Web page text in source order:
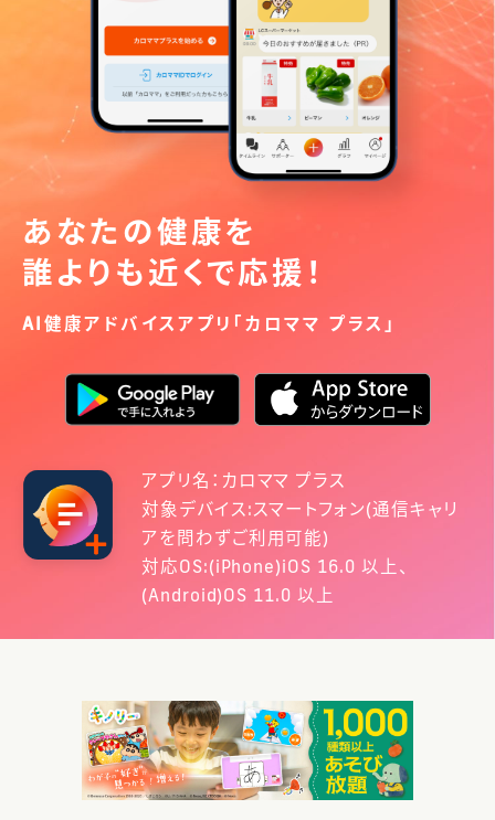
あなたの健康を
誰よりも近くで応援！
AI健康アドバイスアプリ「カロママ プラス」
アプリ名：カロママ プラス
対象デバイス:スマートフォン(通信キャリ
アを問わずご利用可能)
対応OS:(iPhone)iOS 16.0 以上、
(Android)OS 11.0 以上